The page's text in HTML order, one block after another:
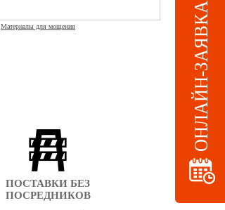
Материалы для мощения
ПОСТАВКИ БЕЗ
ПОСРЕДНИКОВ
ОНЛАЙН-ЗАЯВКА